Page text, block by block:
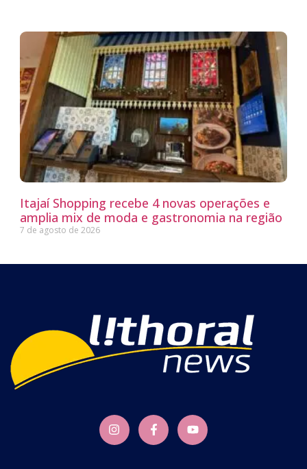
Itajaí Shopping recebe 4 novas operações e
amplia mix de moda e gastronomia na região
7 de agosto de 2026